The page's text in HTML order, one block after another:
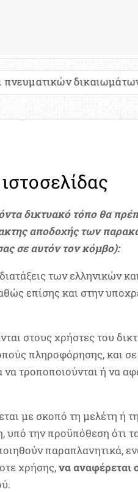
δικαιωμάτων
δικτυακό τόπο θα
αποδοχής των
σε αυτόν τον κόμβο):
των ελληνικών
επίσης και στην
στους χρήστες του
πληροφόρησης, και
τροποποιούνται ή να
με σκοπό τη μελέτη ή
την προϋπόθεση ότι
παραπλανητικά,
χρήσης,να αναφέρεται